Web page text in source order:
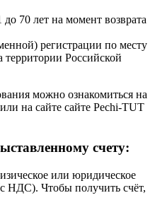
70 лет на момент возврата
регистрации по месту
территории Российской
можно ознакомиться на
на сайте сайте Pechi-TUT
счету:
или юридическое
НДС). Чтобы получить счёт,